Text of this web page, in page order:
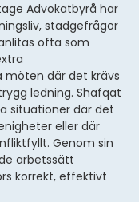
Advokatbyrå har
stadgefrågor
ofta som
möten där det krävs
ledning. Shafqat
situationer där det
eller där
Genom sin
arbetssätt
korrekt, effektivt